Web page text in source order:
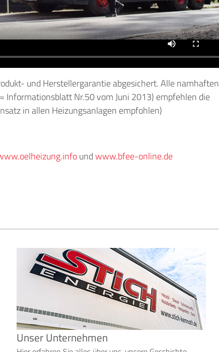
und Herstellergarantie abgesichert. Alle namhaften
Informationsblatt Nr.50 vom Juni 2013) empfehlen die
in allen Heizungsanlagen empfohlen)
undwww.bfee-online.de
Unser Unternehmen